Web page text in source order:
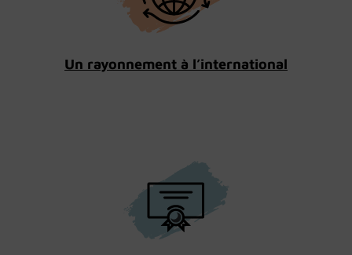
Un rayonnement à l’international